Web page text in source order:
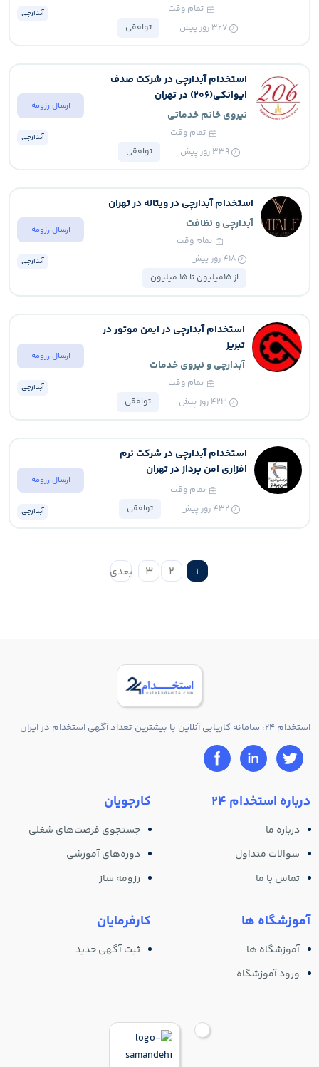
تمام وقت
327 روز پیش توافقی
آبدارچی
استخدام آبدارچی در شرکت صدف
ایوانکی(206) در تهران
نیروی خانم خدماتی
تمام وقت
339 روز پیش توافقی
ارسال رزومه
آبدارچی
استخدام آبدارچی در ویتاله در تهران
آبدارچی و نظافت
تمام وقت
418 روز پیش
از 15میلیون تا 15 میلیون
ارسال رزومه
آبدارچی
استخدام آبدارچی در ایمن موتور در
تبریز
آبدارچی و نیروی خدمات
تمام وقت
423 روز پیش توافقی
ارسال رزومه
آبدارچی
استخدام آبدارچی در شرکت نرم
افزاری امن پرداز در تهران
تمام وقت
432 روز پیش توافقی
ارسال رزومه
آبدارچی
1
2
3 بعدی
استخدام 24: سامانه کاریابی آنلاین با بیشترین تعداد آگهی استخدام در ایران
درباره استخدام 24
درباره ما
سوالات متداول
تماس با ما
آموزشگاه ها
آموزشگاه ها
ورود آموزشگاه
کارجویان
جستجوی فرصت‌های شغلی
دوره‌های آموزشی
رزومه ساز
کارفرمایان
ثبت آگهی جدید